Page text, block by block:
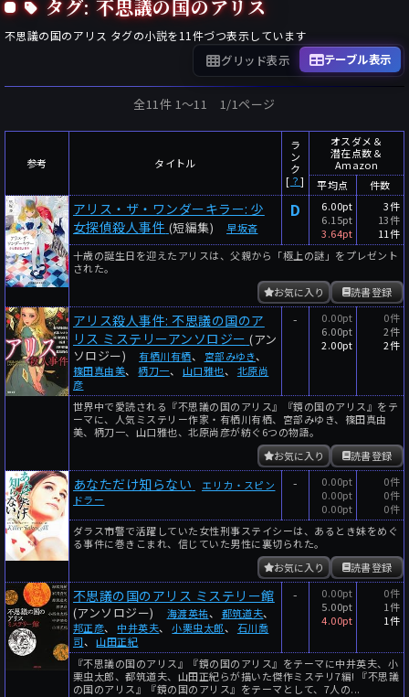
タグ: 不思議の国のアリス
不思議の国のアリス タグの小説を11 件づつ表示しています
グリッド表示 テーブル表示
全11件 1〜11 1/1ページ
参考 タイトル
ラ
ン
ク
[ ？]
オスダメ＆
潜在点数＆
Amazon
平均点
件数
アリス・ザ・ワンダーキラー: 少
女探偵殺人事件 (短編集) 早坂吝
D
6.00pt
6.15pt
3.64pt
3件
13件
11件
十歳の誕生日を迎えたアリスは、父親から「極上の謎」をプレゼント
された。
読書登録
お気に入り
アリス殺人事件: 不思議の国のア
リス ミステリーアンソロジー (アン
ソロジー)
有栖川有栖、 宮部みゆき、
篠田真由美、柄刀一、 山口雅也、 北原尚
彦
-
0.00pt
6.00pt
2.00pt
0件
2件
2件
世界中で愛読される『不思議の国のアリス』『鏡の国のアリス』をテ
ーマに、人気ミステリー作家・有栖川有栖、宮部みゆき、篠田真由
美、柄刀一、山口雅也、北原尚彦が紡ぐ6つの物語。
読書登録
お気に入り
あなただけ知らない
エリカ・スピン
ドラー
-
0.00pt
0.00pt
0.00pt
0件
0件
0件
ダラス市警で活躍していた女性刑事ステイシーは、あるとき妹をめぐ
る事件に巻きこまれ、信じていた男性に裏切られた。
読書登録
お気に入り
不思議の国のアリス ミステリー館
(アンソロジー) 海渡英祐、 都筑道夫、
邦正彦、 中井英夫、小栗虫太郎、 石川喬
司、山田正紀
-
0.00pt
5.00pt
4.00pt
0件
1件
1件
『不思議の国のアリス』『鏡の国のアリス』をテーマに中井英夫、小
栗虫太郎、都筑道夫、山田正紀らが描いた傑作ミステリ7編! 『不思議
の国のアリス』『鏡の国のアリス』をテーマとして、7人の...